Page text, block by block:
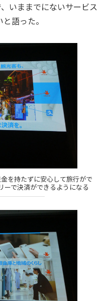
いままでにないサービス
語った。
を持たずに安心して旅行がで
ーで決済ができるようになる